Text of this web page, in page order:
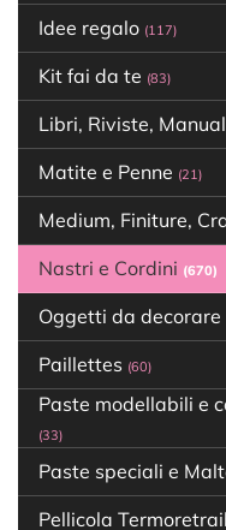
Idee regalo (117)
Kit fai da te (83)
Libri, Riviste,
Matite e Penne (21)
Medium, Finiture,
Nastri e Cordini (670)
Oggetti da decorare
Paillettes (60)
Paste modellabili e
(33)
Paste speciali e
Pellicola